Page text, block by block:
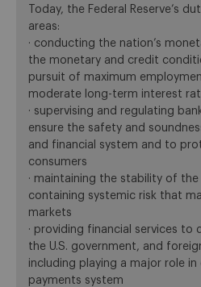
Today, the Federal Reserve’s
areas:
· conducting the nation’s
the monetary and credit
pursuit of maximum
moderate long-term interest
· supervising and regulating
ensure the safety and
and financial system and to
consumers
· maintaining the stability of
containing systemic risk that
markets
· providing financial services
the U.S. government, and
including playing a major role in
payments system